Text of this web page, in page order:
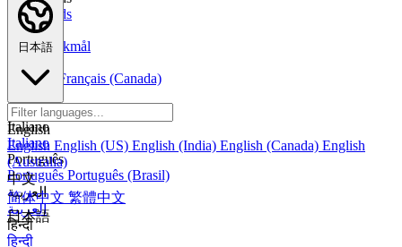
Nederlands
Norsk
Norsk Bokmål
Français
Français (Canada)
EspañolEspañol (México)
Italiano
Italiano
Português
Português Português (Brasil)
العربية
العربية
हिन्दी
हिन्दी
日本語
English
English English (US) English (India) English (Canada) English
(Australia)
中文
简体中文 繁體中文
日本語